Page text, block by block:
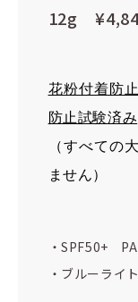
12g
花粉付着防
防止試験済み
（すべての
ません）
・SPF50+
・ブルーライ